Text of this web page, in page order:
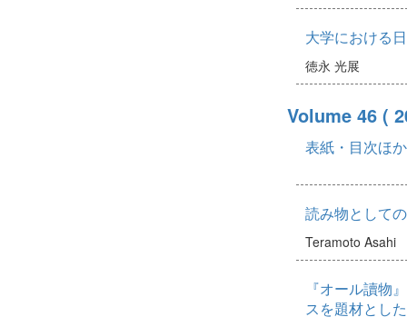
大学における
徳永 光展
Volume 46 (
表紙・目次ほか
読み物として
Teramoto Asahi
『オール讀物
スを題材とし